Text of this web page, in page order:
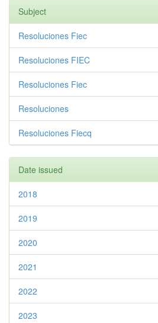
Subject
Resoluciones Fiec
Resoluciones FIEC
Resoluciones Fiec
Resoluciones
Resoluciones Fiecq
Date issued
2018
2019
2020
2021
2022
2023